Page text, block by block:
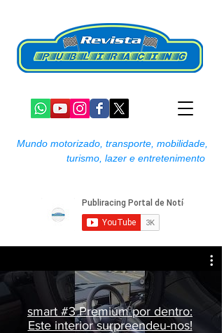
Mundo motorizado, transporte, mobilidade,
turismo, lazer e entretenimento
smart #3 Premium por dentro:
Este interior surpreendeu-nos!